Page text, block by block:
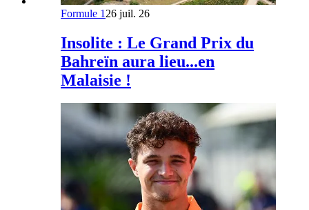
Formule 1 26 juil. 26
Insolite : Le Grand Prix du
Bahreïn aura lieu...en
Malaisie !